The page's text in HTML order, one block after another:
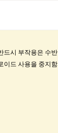
시 부작용은 수
드 사용을 중지